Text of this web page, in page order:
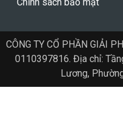
CÔNG TY CỔ PHẦN GIẢI
0110397816. Địa chỉ:
Lương,